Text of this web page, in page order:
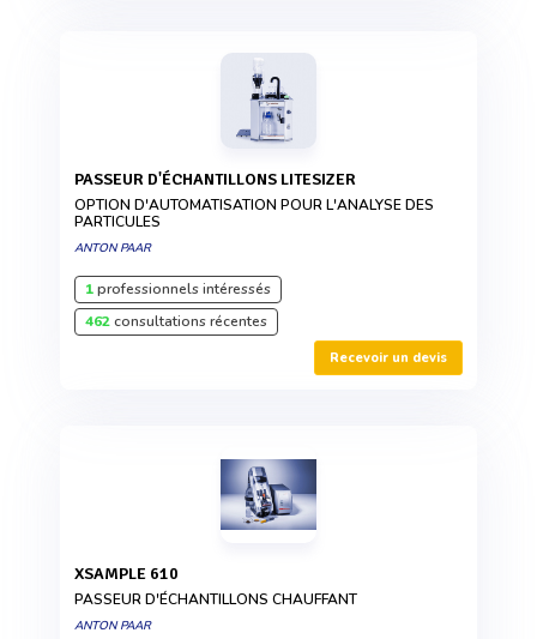
PASSEUR D'ÉCHANTILLONS LITESIZER
OPTION D'AUTOMATISATION POUR L'ANALYSE DES
PARTICULES
ANTON PAAR
1professionnels intéressés
462consultations récentes
Recevoir un devis
XSAMPLE 610
PASSEUR D'ÉCHANTILLONS CHAUFFANT
ANTON PAAR